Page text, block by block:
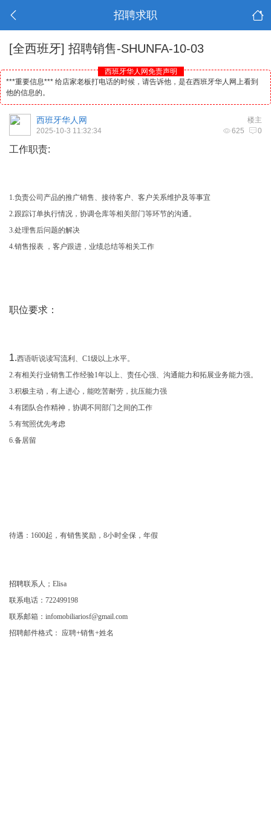
招聘求职
[全西班牙] 招聘销售-SHUNFA-10-03
西班牙华人网免责声明
***重要信息*** 给店家老板打电话的时候，请告诉他，是在西班牙华人网上看到
他的信息的。
楼主
西班牙华人网
625 0
2025-10-3 11:32:34
工作职责:
1.负责公司产品的推广销售、接待客户、客户关系维护及等事宜
2.跟踪订单执行情况，协调仓库等相关部门等环节的沟通。
3.处理售后问题的解决
4.销售报表 ，客户跟进，业绩总结等相关工作
职位要求：
1.西语听说读写流利、C1级以上水平。
2.有相关行业销售工作经验1年以上、责任心强、沟通能力和拓展业务能力强。
3.积极主动，有上进心，能吃苦耐劳，抗压能力强
4.有团队合作精神，协调不同部门之间的工作
5.有驾照优先考虑
6.备居留
待遇：1600起，有销售奖励，8小时全保，年假
招聘联系人；Elisa
联系电话： 722499198
联系邮箱： infomobiliariosf@gmail.com
招聘邮件格式： 应聘+销售+姓名